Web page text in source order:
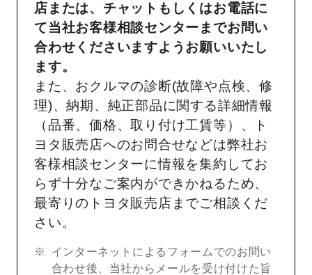
店または、チャットもしくはお電話に
て当社お客様相談センターまでお問い
合わせくださいますようお願いいたし
ます。
また、おクルマの診断(故障や点検、修
理)、納期、純正部品に関する詳細情報
（品番、価格、取り付け工賃等）、ト
ヨタ販売店へのお問合せなどは弊社お
客様相談センターに情報を集約してお
らず十分なご案内ができかねるため、
最寄りのトヨタ販売店までご相談くだ
さい。
インターネットによるフォームでのお問い
合わせ後、当社からメールを受け付けた旨